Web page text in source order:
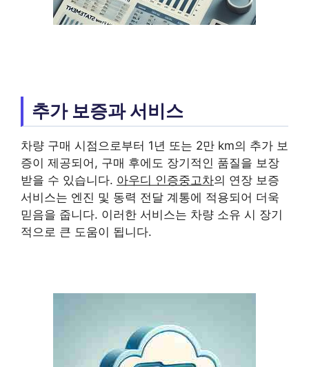
추가 보증과 서비스
차량 구매 시점으로부터 1년 또는 2만 km의 추가 보
증이 제공되어, 구매 후에도 장기적인 품질을 보장
받을 수 있습니다. 아우디 인증중고차의 연장 보증
서비스는 엔진 및 동력 전달 계통에 적용되어 더욱
믿음을 줍니다. 이러한 서비스는 차량 소유 시 장기
적으로 큰 도움이 됩니다.